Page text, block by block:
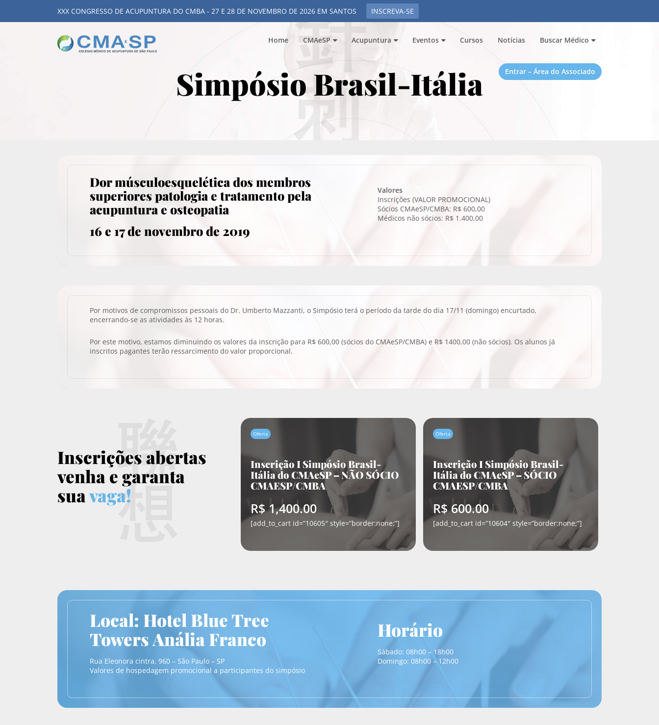
XXX CONGRESSO DE ACUPUNTURA DO CMBA - 27 E 28 DE NOVEMBRO DE 2026 EM SANTOS INSCREVA-SE
Home CMAeSP Acupuntura Eventos Cursos Notícias Buscar Médico
Entrar – Área do Associado
Simpósio Brasil-Itália
Dor músculoesquelética dos membros
superiores patologia e tratamento pela
acupuntura e osteopatia
16 e 17 de novembro de 2019
Valores
Inscrições (VALOR PROMOCIONAL)
Sócios CMAeSP/CMBA: R$ 600,00
Médicos não sócios: R$ 1.400,00
Por motivos de compromissos pessoais do Dr. Umberto Mazzanti, o Simpósio terá o período da tarde do dia 17/11 (domingo) encurtado,
encerrando-se as atividades às 12 horas.
Por este motivo, estamos diminuindo os valores da inscrição para R$ 600,00 (sócios do CMAeSP/CMBA) e R$ 1400,00 (não sócios). Os alunos já
inscritos pagantes terão ressarcimento do valor proporcional.
Inscrições abertas
venha e garanta
suavaga!
Oferta
Inscrição I Simpósio Brasil-
Itália do CMAeSP – NÃO SÓCIO
CMAESP/CMBA
R$ 1,400.00
[add_to_cart id=”10605″ style=”border:none;”]
Oferta
Inscrição I Simpósio Brasil-
Itália do CMAeSP – SÓCIO
CMAESP/CMBA
R$ 600.00
[add_to_cart id=”10604″ style=”border:none;”]
Local: Hotel Blue Tree
Towers Anália Franco
Rua Eleonora cintra, 960 – São Paulo – SP
Valores de hospedagem promocional a participantes do simpósio
Horário
Sábado: 08h00 – 18h00
Domingo: 08h00 – 12h00